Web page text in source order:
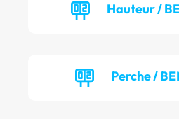
Hauteur /
Perche /